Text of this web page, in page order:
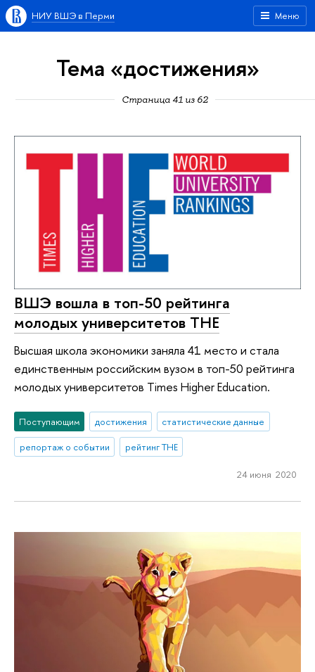
Меню
НИУ ВШЭ в Перми
Тема «достижения»
Страница 41 из 62
ВШЭ вошла в топ-50 рейтинга
молодых университетов ТНЕ
Высшая школа экономики заняла 41 место и стала
единственным российским вузом в топ-50 рейтинга
молодых университетов Times Higher Education.
Поступающим достижения
статистические данные
репортаж о событии
рейтинг THE
24 июня 2020